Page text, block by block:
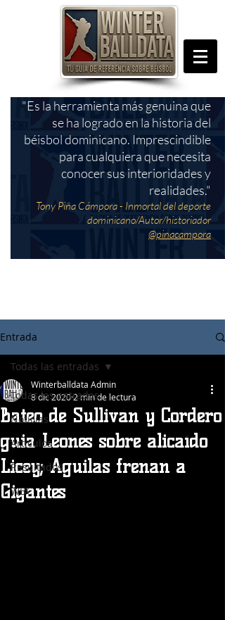
"Es la herramienta más genuina que
se ha logrado en la historia del
béisbol dominicano. Imprescindible
para cualquiera que necesita
conocer sus interioridades y
realidades."
Tony Piña Cámpora - Inmortal del deporte
dominicano/Autor/historiador
@pinacampora
Entrada
Todas las entradas
Noticias
Articulos
Resultados
WBC
Todas las entradas
Bateo de Sullivan y Cordero
guia Leones sobre alicaído
Licey; Aguilas frenan a
Gigantes
Winterballdata Admin
8 dic 20202 min de lectura